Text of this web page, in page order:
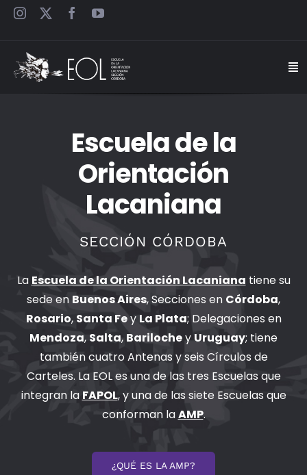
Saltar
BIBLIOTECA
RED EOL
MEDIODICHO
Escuela de la
Orientación
Lacaniana
SECCIÓN CÓRDOBA
La Escuela de la Orientación Lacaniana tiene su
sede en Buenos Aires, Secciones en Córdoba,
Rosario, Santa Fey La Plata; Delegaciones en
Mendoza, Salta, BarilocheyUruguay; tiene
también cuatro Antenas y seis Círculos de
Carteles. La EOL es una de las tres Escuelas que
integran la FAPOL, y una de las siete Escuelas que
conforman laAMP.
¿QUÉ ES LA AMP?